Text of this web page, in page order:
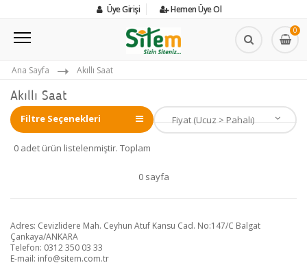
Üye Girişi Hemen Üye Ol
0
Ana Sayfa Akıllı Saat
Akıllı Saat
Filtre Seçenekleri
0 adet ürün listelenmiştir. Toplam
0 sayfa
Adres: Cevizlidere Mah. Ceyhun Atuf Kansu Cad. No:147/C Balgat
Çankaya/ANKARA
Telefon: 0312 350 03 33
E-mail: info@sitem.com.tr